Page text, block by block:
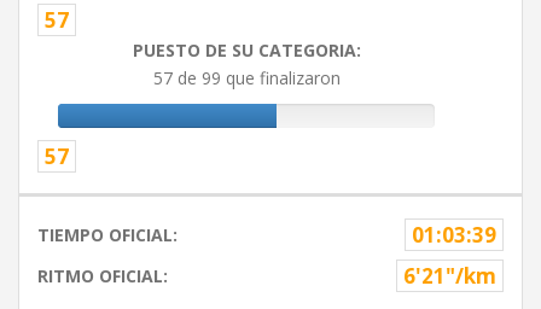
57
PUESTO DE SU CATEGORIA:
57 de 99 que finalizaron
57
TIEMPO OFICIAL: 01:03:39
RITMO OFICIAL: 6'21"/km